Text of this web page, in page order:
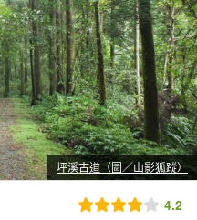
坪溪古道（圖／山影狐蹤）
4.2